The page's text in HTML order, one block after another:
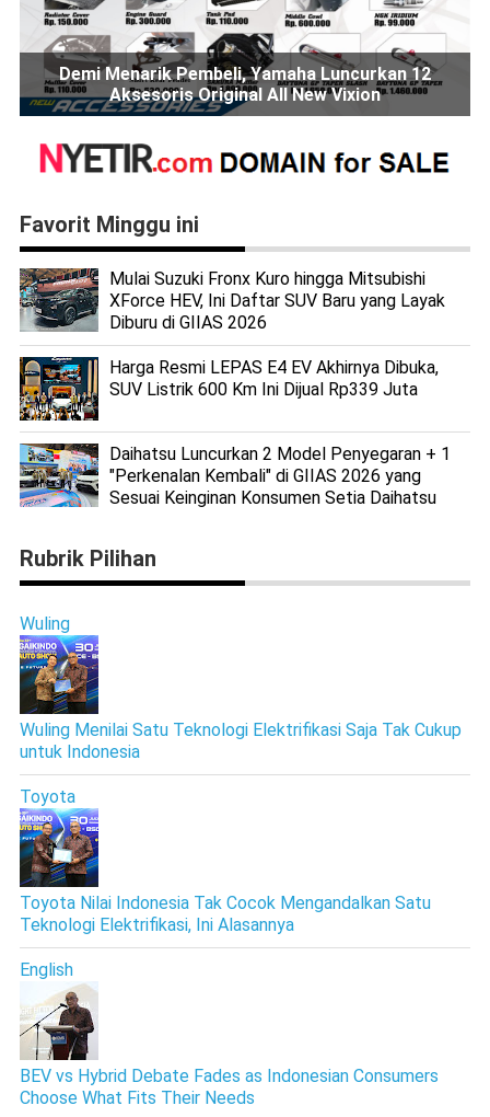
Demi Menarik Pembeli, Yamaha Luncurkan 12
Aksesoris Original All New Vixion
Favorit Minggu ini
Mulai Suzuki Fronx Kuro hingga Mitsubishi
XForce HEV, Ini Daftar SUV Baru yang Layak
Diburu di GIIAS 2026
Harga Resmi LEPAS E4 EV Akhirnya Dibuka,
SUV Listrik 600 Km Ini Dijual Rp339 Juta
Daihatsu Luncurkan 2 Model Penyegaran + 1
"Perkenalan Kembali" di GIIAS 2026 yang
Sesuai Keinginan Konsumen Setia Daihatsu
Rubrik Pilihan
Wuling
Wuling Menilai Satu Teknologi Elektrifikasi Saja Tak Cukup
untuk Indonesia
Toyota
Toyota Nilai Indonesia Tak Cocok Mengandalkan Satu
Teknologi Elektrifikasi, Ini Alasannya
English
BEV vs Hybrid Debate Fades as Indonesian Consumers
Choose What Fits Their Needs